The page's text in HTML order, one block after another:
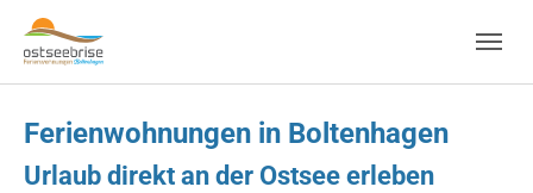
Skip to main navigation
Zum Hauptinhalt springen
Skip to page footer
Ferienwohnungen in Boltenhagen
Urlaub direkt an der Ostsee erleben